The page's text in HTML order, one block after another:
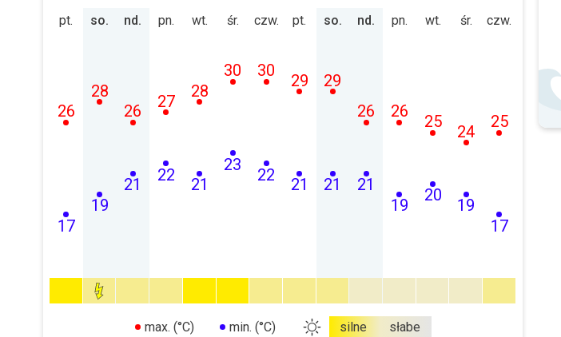
pt.
17
26
so.
19
28
nd.
21
26
pn.
22
27
wt.
21
28
śr.
23
30
czw.
22
30
pt.
21
29
so.
21
29
nd.
21
26
pn.
19
26
wt.
20
25
śr.
19
24
czw.
17
25
max. (°C) min. (°C) silne słabe